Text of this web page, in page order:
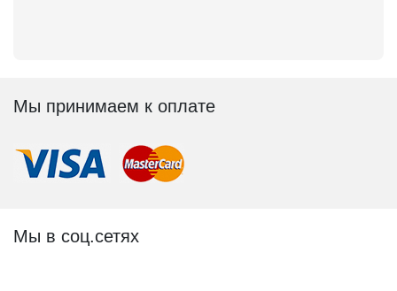
Мы принимаем к оплате
Мы в соц.сетях